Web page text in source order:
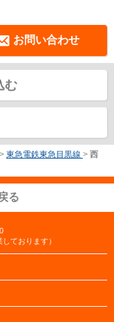
お問い合わせ
む
> 東急電鉄東急目黒線 > 西
る
しております）